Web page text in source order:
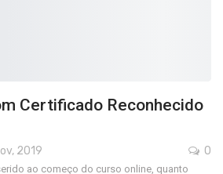
Certificado Reconhecido
2019 0
ao começo do curso online, quanto